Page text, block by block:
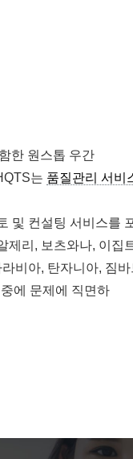
한 원스톱 우간
는 품질관리 서비
및 컨설팅 서비스를
제리, 보츠와나, 이집
비아, 탄자니아, 짐바
에 문제에 직면하